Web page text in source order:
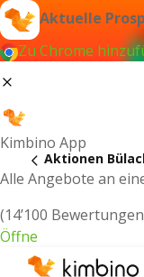
Aktuelle
Zu Chrome
Kimbino App
Alle Angebote an
(14’100
Öffne
Aktionen